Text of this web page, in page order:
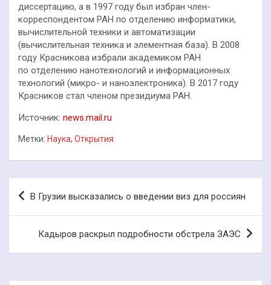
диссертацию, а в 1997 году был избран член-
корреспондентом РАН по отделению информатики,
вычислительной техники и автоматизации
(вычислительная техника и элементная база). В 2008
году Красникова избрали академиком РАН
по отделению нанотехнологий и информационных
технологий (микро- и наноэлектроника). В 2017 году
Красников стал членом президиума РАН.
Источник: news.mail.ru
Метки: Наука, Открытия
Навигация
по
В Грузии высказались о введении виз для россиян
Кадыров раскрыл подробности обстрела ЗАЭС